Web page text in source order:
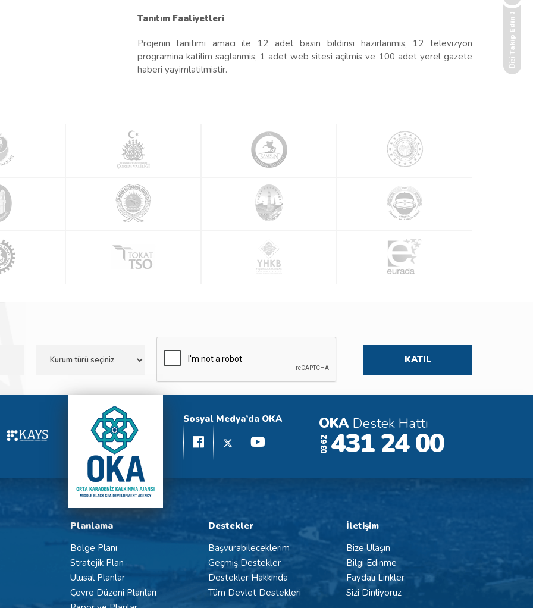
Tanıtım Faaliyetleri
Projenin tanitimi amaci ile 12 adet basin bildirisi hazirlanmis, 12 televizyon
programina katilim saglanmis, 1 adet web sitesi açilmis ve 100 adet yerel gazete
haberi yayimlatilmistir.
Sosyal Medya’da OKA OKA Destek Hattı
0362 431 24 00
Planlama
Bölge Planı
Stratejik Plan
Ulusal Planlar
Çevre Düzeni Planları
Destekler
Başvurabileceklerim
Geçmiş Destekler
Destekler Hakkında
Tüm Devlet Destekleri
İletişim
Bize Ulaşın
Bilgi Edinme
Faydalı Linkler
Sizi Dinliyoruz
Bizi
Takip Edin !